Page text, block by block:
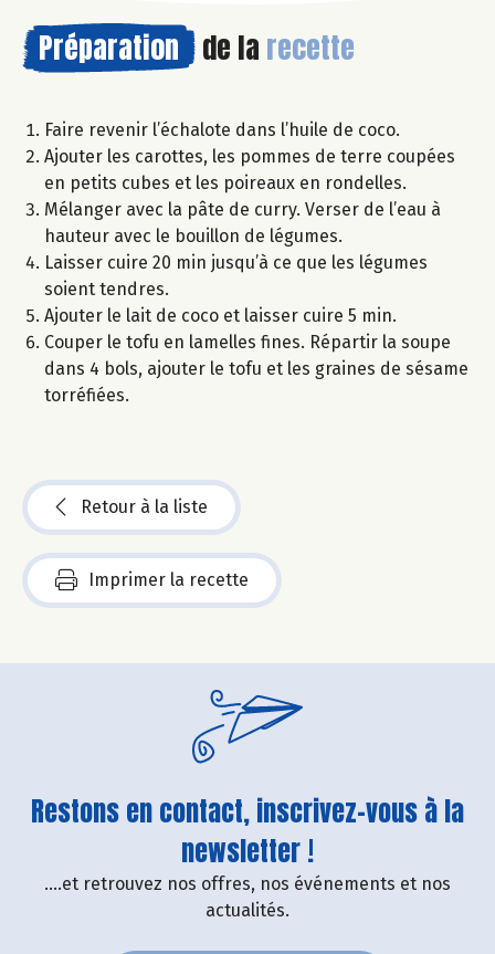
Préparation de la recette
Faire revenir l’échalote dans l’huile de coco.
Ajouter les carottes, les pommes de terre coupées
en petits cubes et les poireaux en rondelles.
Mélanger avec la pâte de curry. Verser de l’eau à
hauteur avec le bouillon de légumes.
Laisser cuire 20 min jusqu’à ce que les légumes
soient tendres.
Ajouter le lait de coco et laisser cuire 5 min.
Couper le tofu en lamelles fines. Répartir la soupe
dans 4 bols, ajouter le tofu et les graines de sésame
torréfiées.
Retour à la liste
Imprimer la recette
Restons en contact, inscrivez-vous à la
newsletter !
....et retrouvez nos offres, nos événements et nos
actualités.